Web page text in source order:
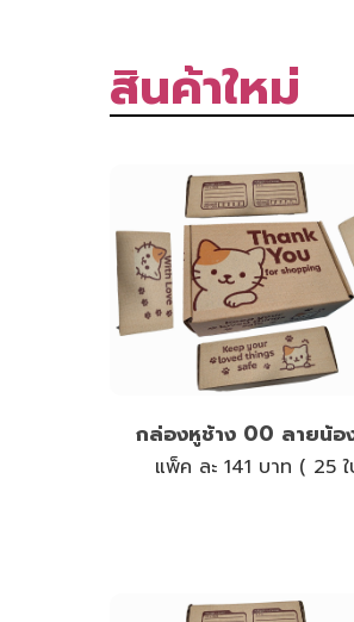
สินค้าใหม่
กล่องหูช้าง 00 ลายน้อ
แพ็ค ละ 141 บาท ( 25